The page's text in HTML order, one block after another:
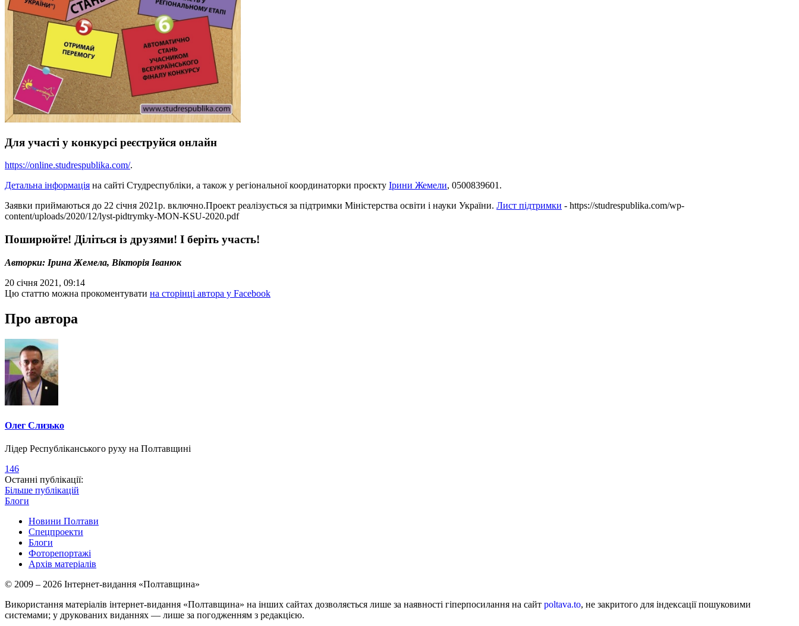
Для участі у конкурсі реєструйся онлайн
https://online.studrespublika.com/.
Детальна інформація на сайті Студреспубліки, а також у регіональної координаторки проєкту Ірини Жемели, 0500839601.
Заявки приймаються до 22 січня 2021р. включно.Проект реалізується за підтримки Міністерства освіти і науки України. Лист підтримки - https://studrespublika.com/wp-
content/uploads/2020/12/lyst-pidtrymky-MON-KSU-2020.pdf
Поширюйте! Діліться із друзями! І беріть участь!
Авторки: Ірина Жемела, Вікторія Іванюк
20 січня 2021, 09:14
Цю статтю можна прокоментувати на сторінці автора у Facebook
Про автора
Олег Слизько
Лідер Республіканського руху на Полтавщині
146
Останні публікації:
Більше публікацій
Блоги
Новини Полтави
Спецпроекти
Блоги
Фоторепортажі
Архів матеріалів
© 2009 – 2026 Інтернет-видання «Полтавщина»
Використання матеріалів інтернет-видання «Полтавщина» на інших сайтах дозволяється лише за наявності гіперпосилання на сайт poltava.to, не закритого для індексації пошуковими
системами; у друкованих виданнях — лише за погодженням з редакцією.